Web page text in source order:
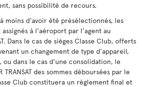
sans possibilité de recours.
à moins d'avoir été présélectionnés, les
assignés à l'aéroport par l'agent au
Dans le cas de sièges Classe Club, offerts
un changement de type d'appareil,
dans le cas d'une consolidation, le
des sommes déboursées par le
Club constituera un règlement final et